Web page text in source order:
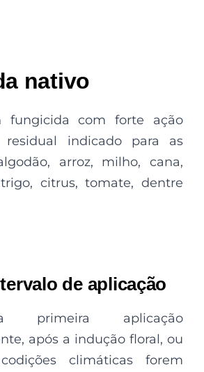
nativo
fungicida com forte ação
residual indicado para as
arroz, milho, cana,
citrus, tomate, dentre
de aplicação
primeira aplicação
após a indução floral, ou
climáticas forem